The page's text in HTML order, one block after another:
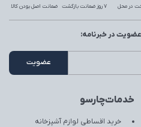
در محل 7 روز ضمانت بازگشت ضمانت اصل بودن کالا
خدمات‌چارسو
خرید اقساطی لوازم آشپزخانه
در خبرنامه: